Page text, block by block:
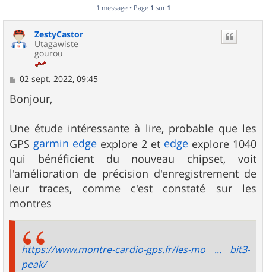
1 message • Page 1 sur 1
ZestyCastor
Utagawiste
gourou
M
s
s
g
e
02 sept. 2022, 09:45
Bonjour,
Une étude intéressante à lire, probable que les
GPS garmin edge explore 2 et edge explore 1040
qui bénéficient du nouveau chipset, voit
l'amélioration de précision d'enregistrement de
leur traces, comme c'est constaté sur les
montres
https://www.montre-cardio-gps.fr/les-mo ... bit3-
peak/